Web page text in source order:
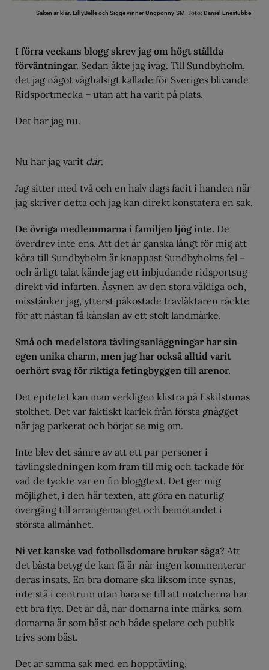
Saken är klar. LillyBelle och Sigge vinner Ungponny-SM. Foto: Daniel Enestubbe
I förra veckans blogg skrev jag om högt ställda
förväntningar. Sedan åkte jag iväg. Till Sundbyholm,
det jag något våghalsigt kallade för Sveriges blivande
Ridsportmecka – utan att ha varit på plats.
Det har jag nu.
Nu har jag varit där.
Jag sitter med två och en halv dags facit i handen när
jag skriver detta och jag kan direkt konstatera en sak.
De övriga medlemmarna i familjen ljög inte. De
överdrev inte ens. Att det är ganska långt för mig att
köra till Sundbyholm är knappast Sundbyholms fel –
och ärligt talat kände jag ett inbjudande ridsportsug
direkt vid infarten. Åsynen av den stora väldiga och,
misstänker jag, ytterst påkostade travläktaren räckte
för att nästan få känslan av ett stolt landmärke.
Små och medelstora tävlingsanläggningar har sin
egen unika charm, men jag har också alltid varit
oerhört svag för riktiga fetingbyggen till arenor.
Det epitetet kan man verkligen klistra på Eskilstunas
stolthet. Det var faktiskt kärlek från första gnägget
när jag parkerat och börjat se mig om.
Inte blev det sämre av att ett par personer i
tävlingsledningen kom fram till mig och tackade för
vad de tyckte var en fin bloggtext. Det ger mig
möjlighet, i den här texten, att göra en naturlig
övergång till arrangemanget och bemötandet i
största allmänhet.
Ni vet kanske vad fotbollsdomare brukar säga? Att
det bästa betyg de kan få är när ingen kommenterar
deras insats. En bra domare ska liksom inte synas,
inte stå i centrum utan bara se till att matcherna har
ett bra flyt. Det är då, när domarna inte märks, som
domarna är som bäst och både spelare och publik
trivs som bäst.
Det är samma sak med en hopptävling.